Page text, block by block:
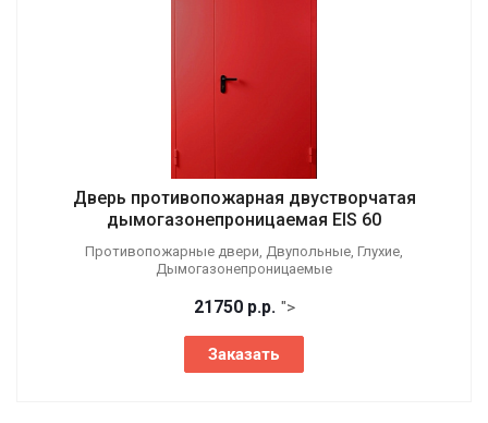
Дверь противопожарная двустворчатая
дымогазонепроницаемая EIS 60
Противопожарные двери, Двупольные, Глухие,
Дымогазонепроницаемые
21750 р.р. ">
Заказать